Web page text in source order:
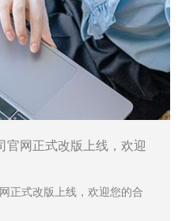
官网正式改版上线，欢迎
正式改版上线，欢迎您的合